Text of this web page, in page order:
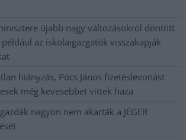
újabb nagy változásokról döntött
az iskolaigazgatók visszakapják
hiányzás, Pócs János fizetéslevonást
még kevesebbet vittek haza
nagyon nem akarták a JÉGER